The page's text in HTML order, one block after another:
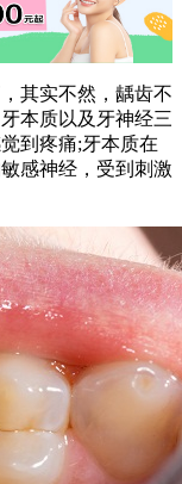
其实不然，龋齿不
本质以及牙神经三
到疼痛;牙本质在
感神经，受到刺激